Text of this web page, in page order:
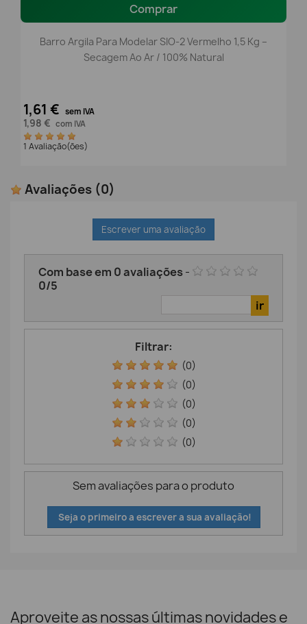
Comprar
Barro Argila Para Modelar SIO-2 Vermelho 1,5 Kg –
Secagem Ao Ar / 100% Natural
1,61 € sem IVA
1,98 € com IVA
1 Avaliação(ões)
Avaliações (0)
Escrever uma avaliação
Com base em 0avaliações-
0/5
Filtrar:
(0)
(0)
(0)
(0)
(0)
Sem avaliações para o produto
Seja o primeiro a escrever a sua avaliação!
Aproveite as nossas últimas novidades e